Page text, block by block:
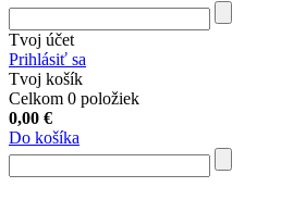
Tvoj účet
Prihlásiť sa
Tvoj košík
Celkom 0 položiek
0,00 €
Do košíka